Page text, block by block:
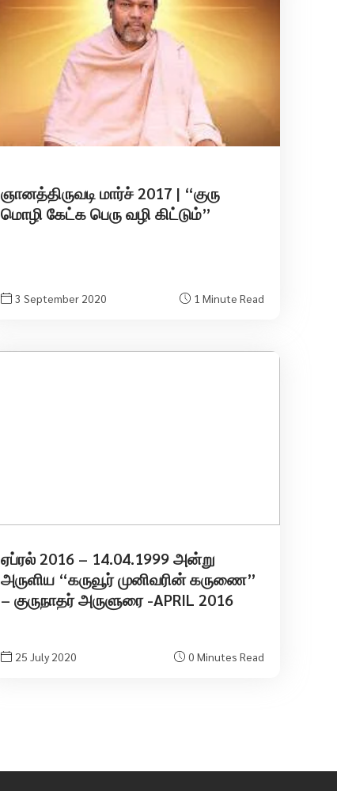
ஞானத்திருவடி மார்ச் 2017 | “குரு
மொழி கேட்க பெரு வழி கிட்டும்”
3 September 2020 1 Minute Read
ஏப்ரல் 2016 – 14.04.1999 அன்று
அருளிய “கருவூர் முனிவரின் கருணை”
– குருநாதர் அருளுரை -APRIL 2016
25 July 2020 0 Minutes Read